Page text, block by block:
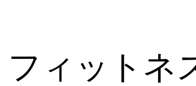
ィットネ